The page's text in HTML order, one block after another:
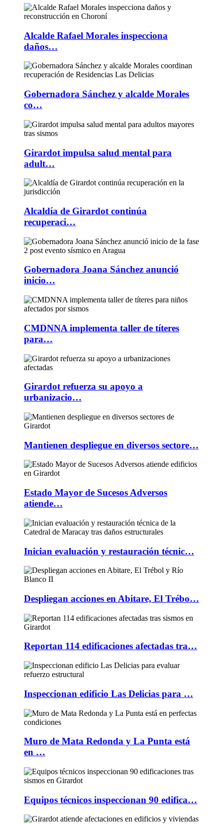
Alcalde Rafael Morales inspecciona
daños…
Gobernadora Sánchez y alcalde Morales
co…
Girardot impulsa salud mental para
adult…
Alcaldía de Girardot continúa
recuperaci…
Gobernadora Joana Sánchez anunció
inicio…
CMDNNA implementa taller de títeres
para…
Girardot refuerza su apoyo a
urbanizacio…
Mantienen despliegue en diversos sectore…
Estado Mayor de Sucesos Adversos
atiende…
Inician evaluación y restauración técnic…
Despliegan acciones en Abitare, El Trébo…
Reportan 114 edificaciones afectadas tra…
Inspeccionan edificio Las Delicias para …
Muro de Mata Redonda y La Punta está
en …
Equipos técnicos inspeccionan 90 edifica…